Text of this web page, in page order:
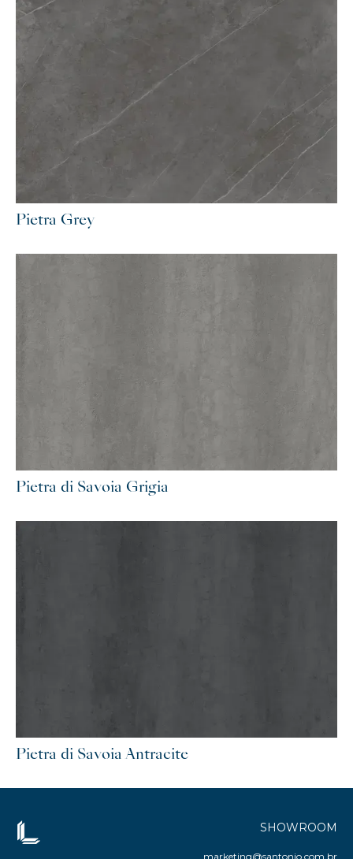
Pietra Grey
Pietra di Savoia Grigia
Pietra di Savoia Antracite
SHOWROOM
marketing@santonio.com.br